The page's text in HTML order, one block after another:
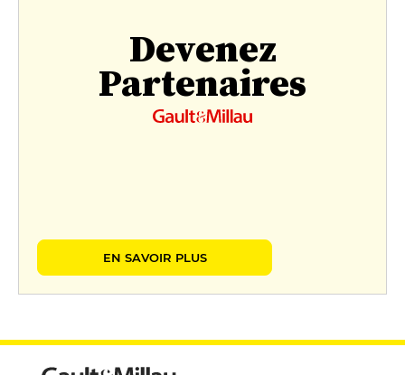
Devenez
Partenaires
EN SAVOIR PLUS